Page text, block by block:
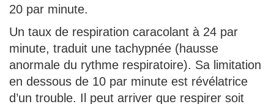
20 par minute.
Un taux de respiration caracolant à 24 par
minute, traduit une tachypnée (hausse
anormale du rythme respiratoire). Sa limitation
en dessous de 10 par minute est révélatrice
d’un trouble. Il peut arriver que respirer soit